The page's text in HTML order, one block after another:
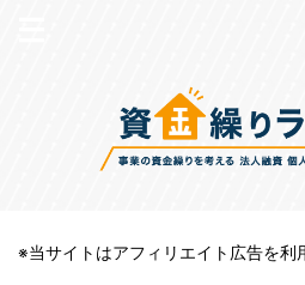
※当サイトはアフィリエイト広告を利